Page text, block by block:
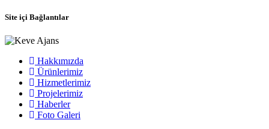
Site içi Bağlantılar
Hakkımızda
Ürünlerimiz
Hizmetlerimiz
Projelerimiz
Haberler
Foto Galeri